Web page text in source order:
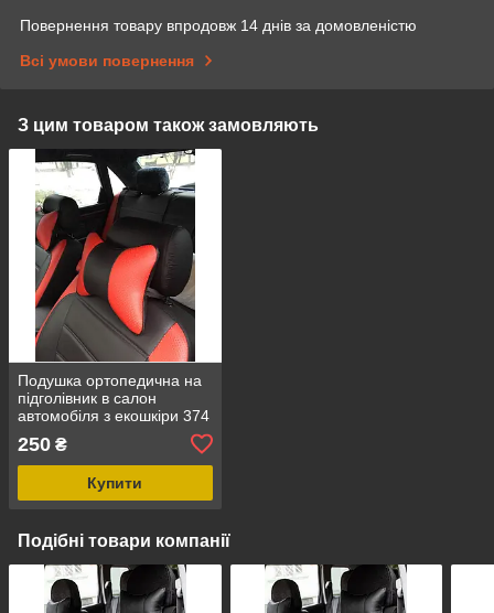
Повернення товару впродовж 14 днів за домовленістю
Всі умови повернення
З цим товаром також замовляють
Подушка ортопедична на
підголівник в салон
автомобіля з екошкіри 374
250 ₴
Купити
Подібні товари компанії